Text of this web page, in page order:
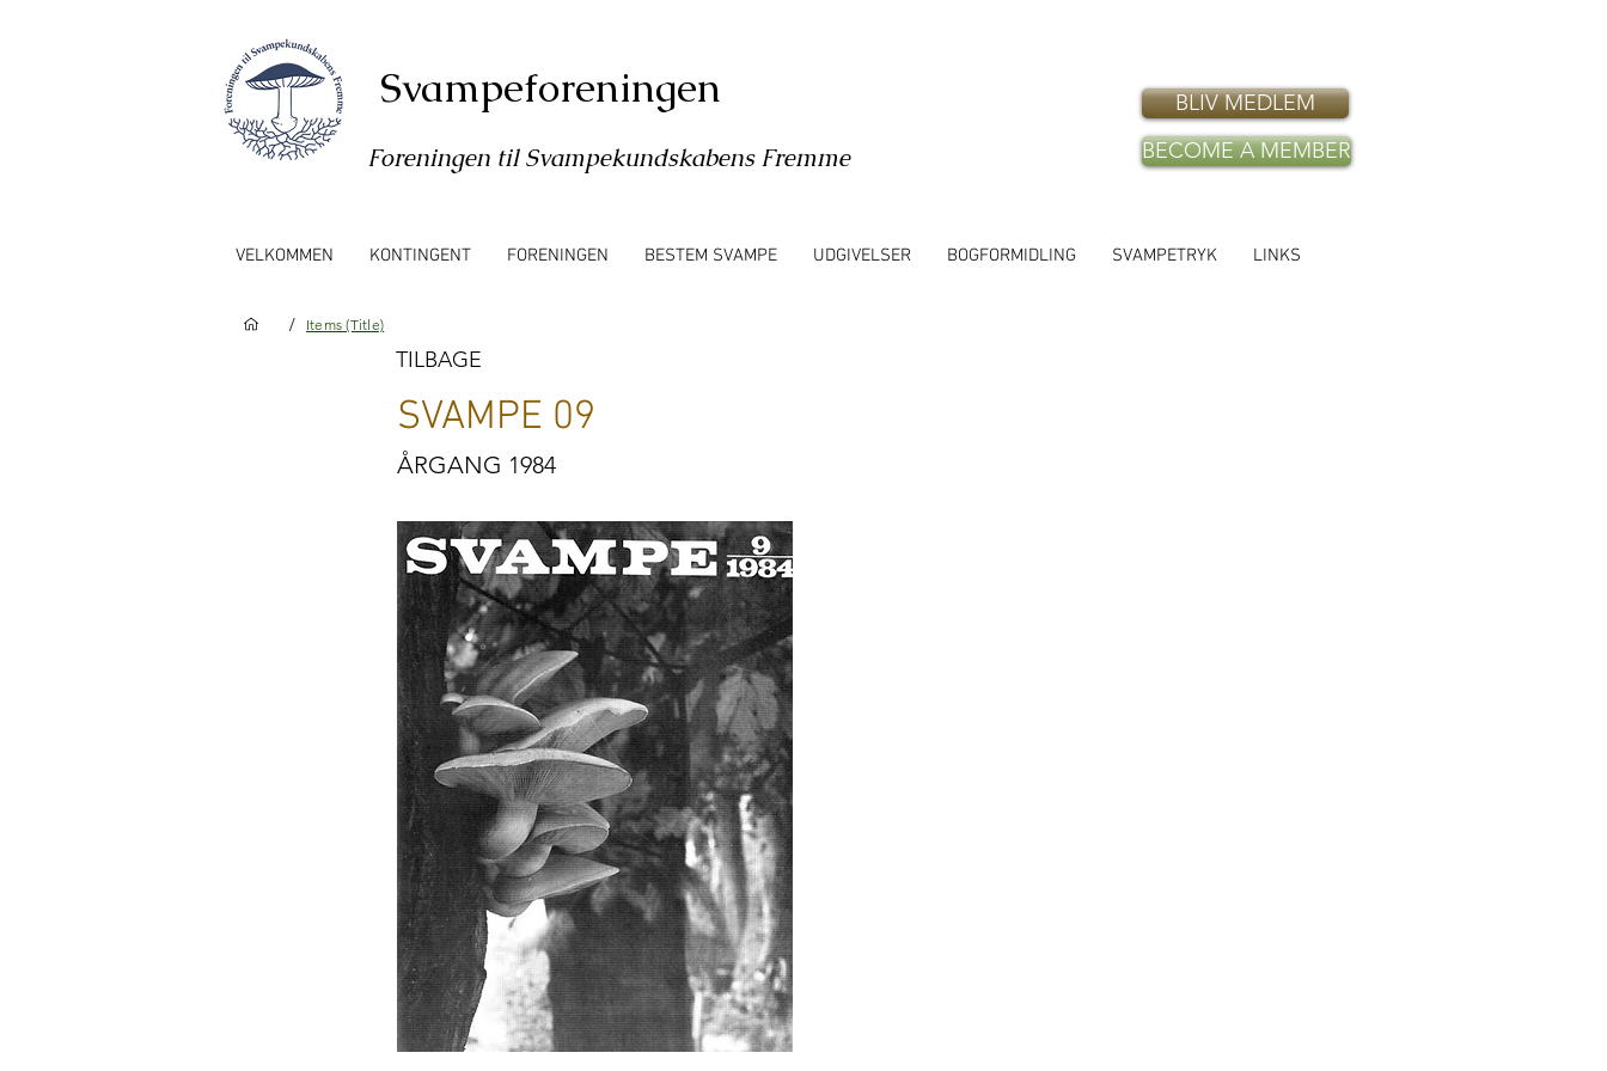
Svampeforeningen
Foreningen til Svampekundskabens Fremme
BLIV MEDLEM
BECOME A MEMBER
VELKOMMEN KONTINGENT FORENINGEN BESTEM SVAMPE UDGIVELSER BOGFORMIDLING SVAMPETRYK LINKS
TILBAGE
SVAMPE 09
ÅRGANG 1984
/ Items (Title)